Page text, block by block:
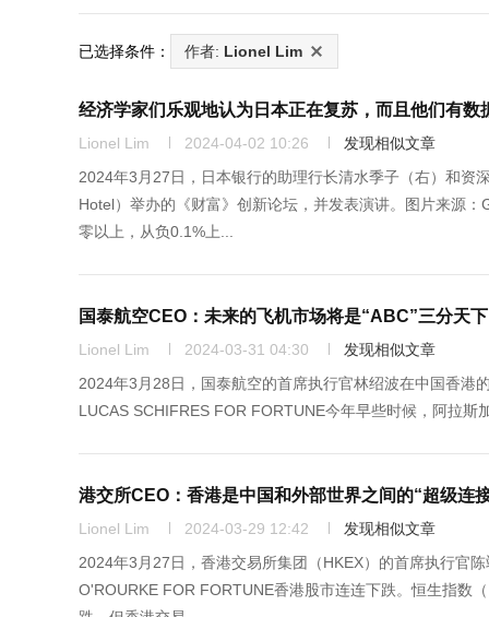
已选择条件： 作者: Lionel Lim
经济学家们乐观地认为日本正在复苏，而且他们有数
Lionel Lim 2024-04-02 10:26
发现相似文章
2024年3月27日，日本银行的助理行长清水季子（右）和资
Hotel）举办的《财富》创新论坛，并发表演讲。图片来源
零以上，从负0.1%上...
国泰航空CEO：未来的飞机市场将是“ABC”三分天下
Lionel Lim 2024-03-31 04:30
发现相似文章
2024年3月28日，国泰航空的首席执行官林绍波在中国香港
LUCAS SCHIFRES FOR FORTUNE今年早些时候，阿拉
港交所CEO：香港是中国和外部世界之间的“超级连
Lionel Lim 2024-03-29 12:42
发现相似文章
2024年3月27日，香港交易所集团（HKEX）的首席执行官
O'ROURKE FOR FORTUNE香港股市连连下跌。恒生指数